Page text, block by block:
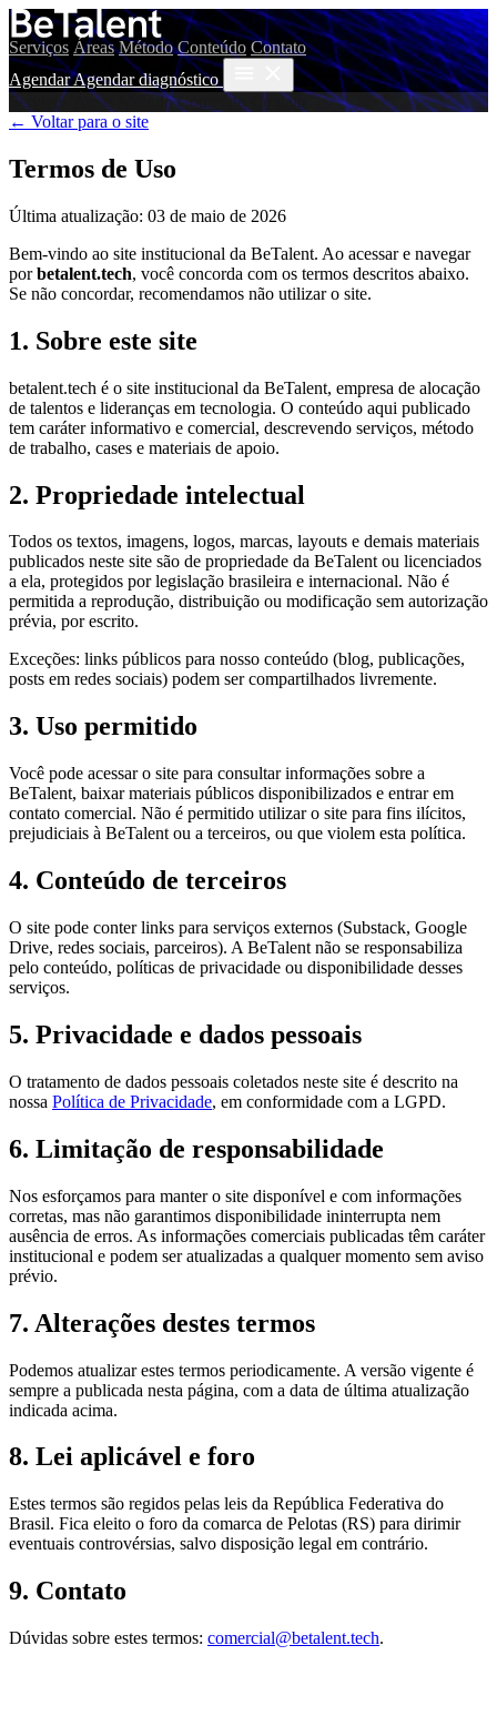
Serviços Áreas Método Conteúdo Contato
AgendarAgendar diagnóstico
Serviços
Áreas Método Conteúdo
Contato
← Voltar para o site
Termos de Uso
Última atualização: 03 de maio de 2026
Bem-vindo ao site institucional da BeTalent. Ao acessar e navegar
porbetalent.tech, você concorda com os termos descritos abaixo.
Se não concordar, recomendamos não utilizar o site.
1. Sobre este site
betalent.tech é o site institucional da BeTalent, empresa de alocação
de talentos e lideranças em tecnologia. O conteúdo aqui publicado
tem caráter informativo e comercial, descrevendo serviços, método
de trabalho, cases e materiais de apoio.
2. Propriedade intelectual
Todos os textos, imagens, logos, marcas, layouts e demais materiais
publicados neste site são de propriedade da BeTalent ou licenciados
a ela, protegidos por legislação brasileira e internacional. Não é
permitida a reprodução, distribuição ou modificação sem autorização
prévia, por escrito.
Exceções: links públicos para nosso conteúdo (blog, publicações,
posts em redes sociais) podem ser compartilhados livremente.
3. Uso permitido
Você pode acessar o site para consultar informações sobre a
BeTalent, baixar materiais públicos disponibilizados e entrar em
contato comercial. Não é permitido utilizar o site para fins ilícitos,
prejudiciais à BeTalent ou a terceiros, ou que violem esta política.
4. Conteúdo de terceiros
O site pode conter links para serviços externos (Substack, Google
Drive, redes sociais, parceiros). A BeTalent não se responsabiliza
pelo conteúdo, políticas de privacidade ou disponibilidade desses
serviços.
5. Privacidade e dados pessoais
O tratamento de dados pessoais coletados neste site é descrito na
nossa Política de Privacidade, em conformidade com a LGPD.
6. Limitação de responsabilidade
Nos esforçamos para manter o site disponível e com informações
corretas, mas não garantimos disponibilidade ininterrupta nem
ausência de erros. As informações comerciais publicadas têm caráter
institucional e podem ser atualizadas a qualquer momento sem aviso
prévio.
7. Alterações destes termos
Podemos atualizar estes termos periodicamente. A versão vigente é
sempre a publicada nesta página, com a data de última atualização
indicada acima.
8. Lei aplicável e foro
Estes termos são regidos pelas leis da República Federativa do
Brasil. Fica eleito o foro da comarca de Pelotas (RS) para dirimir
eventuais controvérsias, salvo disposição legal em contrário.
9. Contato
Dúvidas sobre estes termos: comercial@betalent.tech.